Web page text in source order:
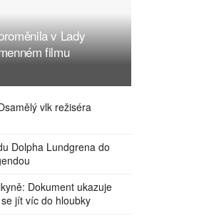
v Lady
filmu
vlk režiséra
Dolpha Lundgrena do
Dokument ukazuje
jít víc do hloubky